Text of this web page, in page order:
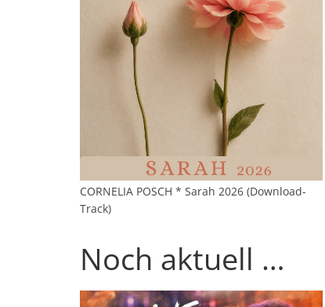
CORNELIA POSCH * Sarah 2026 (Download-
Track)
Noch aktuell …